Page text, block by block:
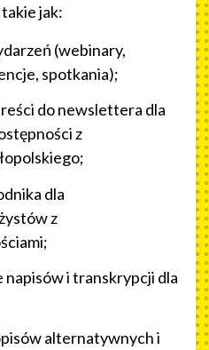
takie jak:
(webinary,
spotkania);
do newslettera dla
z
dla
z
i transkrypcji dla
alternatywnych i